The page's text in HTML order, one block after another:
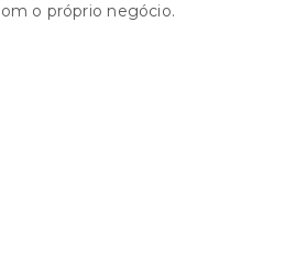
o próprio negócio.